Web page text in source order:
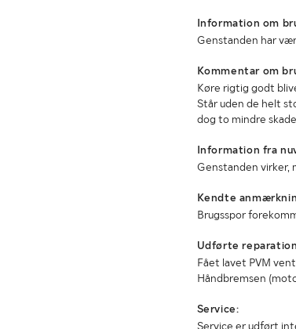
Information om
Genstanden har
Kommentar om
Køre rigtig godt
Står uden de helt
dog to mindre
Information fra
Genstanden virker,
Kendte
Brugsspor
Udførte
Fået lavet PVM
Håndbremsen
Service:
Service er udført